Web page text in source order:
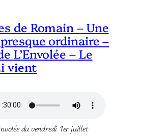
de Romain – Une
ordinaire –
L’Envolée – Le
vient
du vendredi 1er juillet